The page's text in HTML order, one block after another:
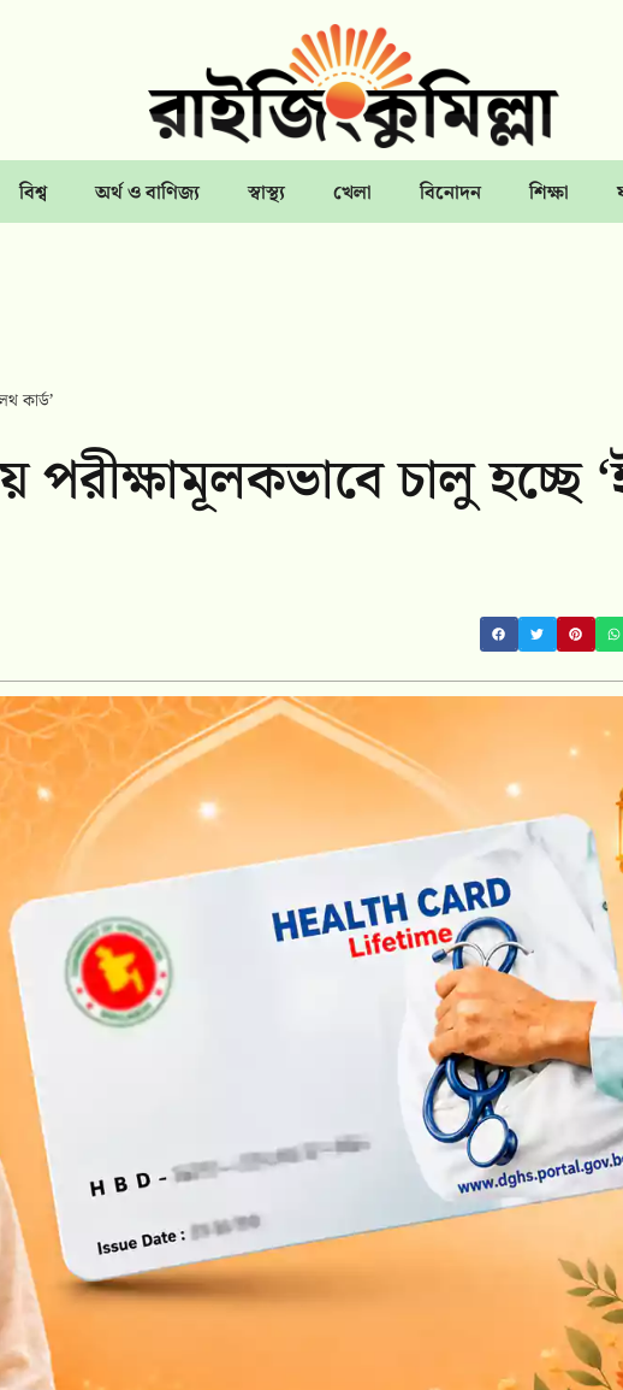
বিশ্ব অর্থ ও বাণিজ্য স্বাস্থ্য খেলা বিনোদন শিক্ষা
কার্ড’
চালু হচ্ছে